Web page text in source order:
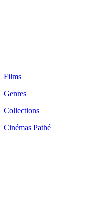
Films
Genres
Collections
Cinémas Pathé